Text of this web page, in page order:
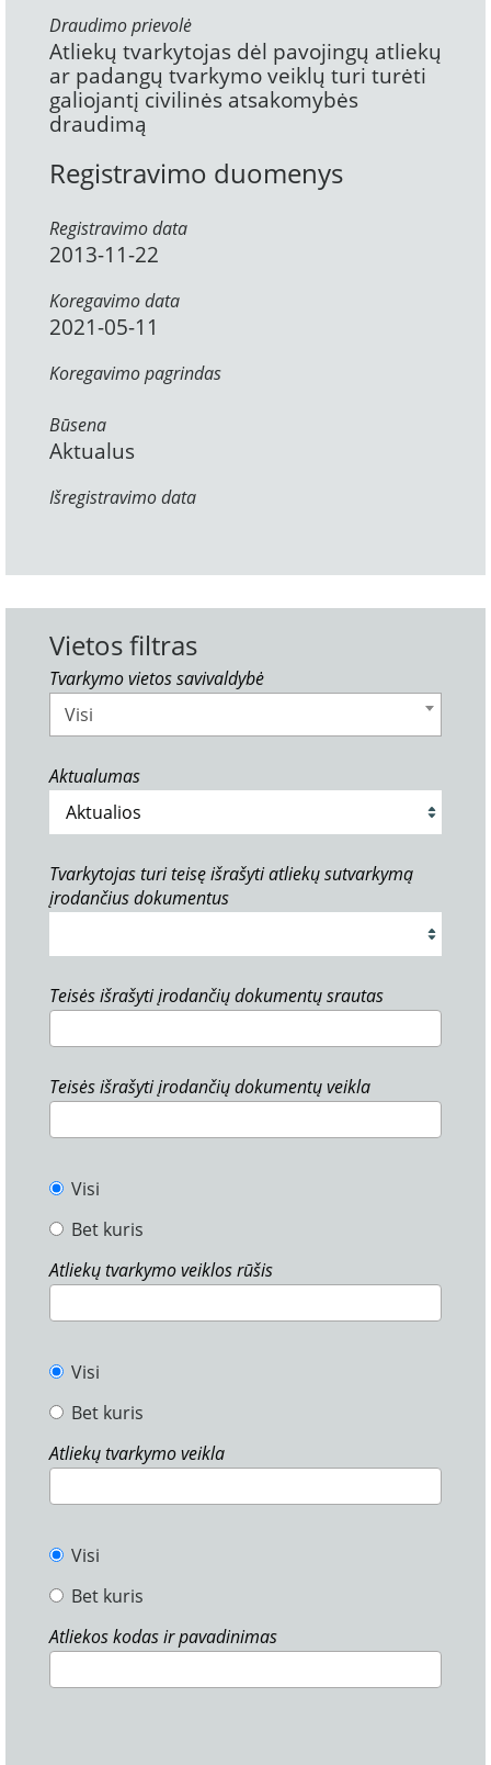
Draudimo prievolė
Atliekų tvarkytojas dėl pavojingų atliekų
ar padangų tvarkymo veiklų turi turėti
galiojantį civilinės atsakomybės
draudimą
Registravimo duomenys
Registravimo data
2013-11-22
Koregavimo data
2021-05-11
Koregavimo pagrindas
Būsena
Aktualus
Išregistravimo data
Vietos filtras
Tvarkymo vietos savivaldybė
Visi
Aktualumas
Tvarkytojas turi teisę išrašyti atliekų sutvarkymą
įrodančius dokumentus
Teisės išrašyti įrodančių dokumentų srautas
Teisės išrašyti įrodančių dokumentų veikla
Visi
Bet kuris
Atliekų tvarkymo veiklos rūšis
Visi
Bet kuris
Atliekų tvarkymo veikla
Visi
Bet kuris
Atliekos kodas ir pavadinimas